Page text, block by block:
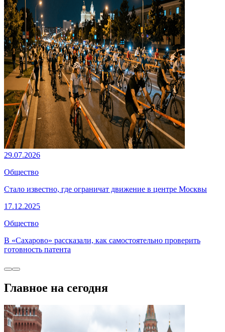
29.07.2026
Общество
Стало известно, где ограничат движение в центре Москвы
17.12.2025
Общество
В «Сахарово» рассказали, как самостоятельно проверить
готовность патента
Главное на сегодня